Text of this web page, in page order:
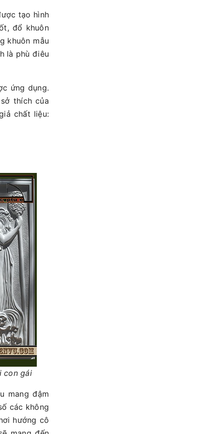
tạo hình
đổ khuôn
khuôn mẫu
là phù điêu
ứng dụng.
thích của
chất liệu:
con gái
mang đậm
các không
hướng cô